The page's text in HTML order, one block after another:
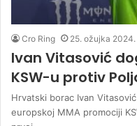
Cro Ring 25. ožujka 2024.
Ivan Vitasović
KSW-u protiv
Hrvatski borac Ivan
europskoj MMA promociji